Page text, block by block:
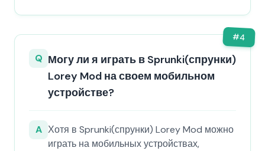
#4
Q Могу ли я играть в Sprunki(спрунки)
Lorey Mod на своем мобильном
устройстве?
A Хотя в Sprunki(спрунки) Lorey Mod можно
играть на мобильных устройствах,